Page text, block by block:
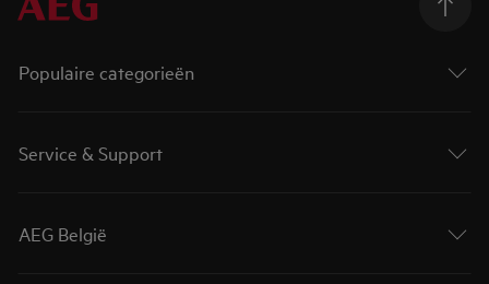
Populaire categorieën
Service & Support
AEG België